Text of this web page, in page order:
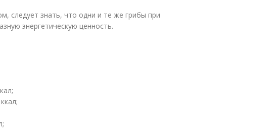
следует знать, что одни и те же грибы при
энергетическую ценность.